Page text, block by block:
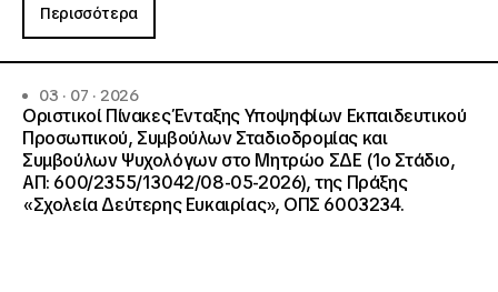
Περισσότερα
03 · 07 · 2026
Οριστικοί Πίνακες Ένταξης Υποψηφίων Εκπαιδευτικού
Προσωπικού, Συμβούλων Σταδιοδρομίας και
Συμβούλων Ψυχολόγων στο Μητρώο ΣΔΕ (1ο Στάδιο,
ΑΠ: 600/2355/13042/08-05-2026), της Πράξης
«Σχολεία Δεύτερης Ευκαιρίας», ΟΠΣ 6003234.